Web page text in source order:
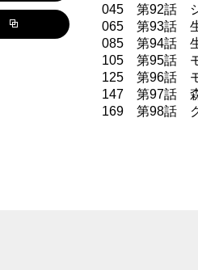
045 第92話 シ
065 第93話 生
085 第94話 生
105 第95話 モ
125 第96話 モ
147 第97話 森
169 第98話 ク